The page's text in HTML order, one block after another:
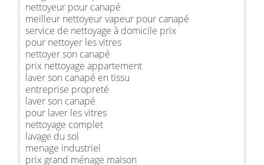
nettoyeur pour canapé
meilleur nettoyeur vapeur pour canapé
service de nettoyage à domicile prix
pour nettoyer les vitres
nettoyer son canapé
prix nettoyage appartement
laver son canapé en tissu
entreprise propreté
laver son canapé
pour laver les vitres
nettoyage complet
lavage du sol
menage industriel
prix grand ménage maison